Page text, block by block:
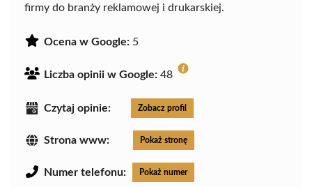
firmy do branży reklamowej i drukarskiej.
Ocena w Google: 5
Liczba opinii w Google: 48
Czytaj opinie: Zobacz profil
Strona www: Pokaż stronę
Numer telefonu: Pokaż numer